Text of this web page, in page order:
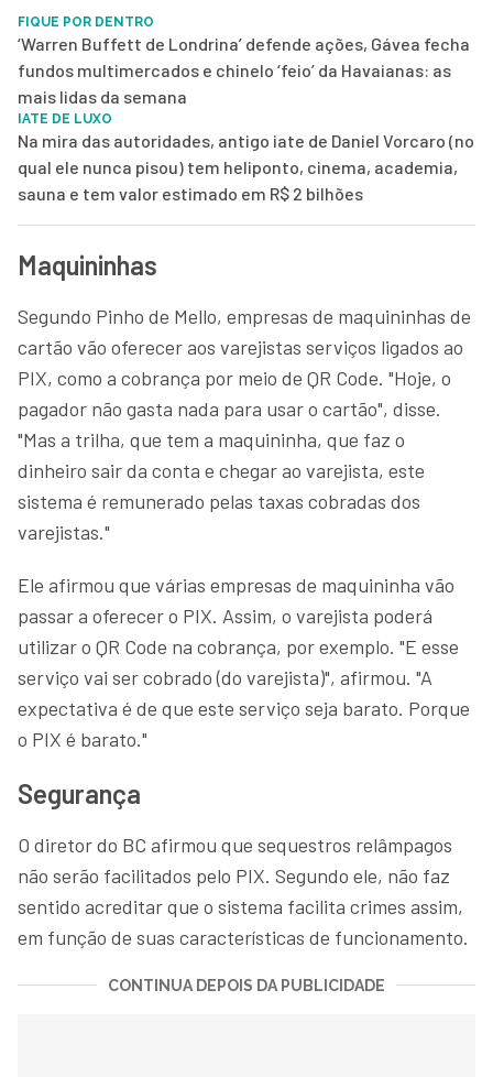
FIQUE POR DENTRO
‘Warren Buffett de Londrina’ defende ações, Gávea fecha
fundos multimercados e chinelo ‘feio’ da Havaianas: as
mais lidas da semana
IATE DE LUXO
Na mira das autoridades, antigo iate de Daniel Vorcaro (no
qual ele nunca pisou) tem heliponto, cinema, academia,
sauna e tem valor estimado em R$ 2 bilhões
Maquininhas
Segundo Pinho de Mello, empresas de maquininhas de
cartão vão oferecer aos varejistas serviços ligados ao
PIX, como a cobrança por meio de QR Code. "Hoje, o
pagador não gasta nada para usar o cartão", disse.
"Mas a trilha, que tem a maquininha, que faz o
dinheiro sair da conta e chegar ao varejista, este
sistema é remunerado pelas taxas cobradas dos
varejistas."
Ele afirmou que várias empresas de maquininha vão
passar a oferecer o PIX. Assim, o varejista poderá
utilizar o QR Code na cobrança, por exemplo. "E esse
serviço vai ser cobrado (do varejista)", afirmou. "A
expectativa é de que este serviço seja barato. Porque
o PIX é barato."
Segurança
O diretor do BC afirmou que sequestros relâmpagos
não serão facilitados pelo PIX. Segundo ele, não faz
sentido acreditar que o sistema facilita crimes assim,
em função de suas características de funcionamento.
CONTINUA DEPOIS DA PUBLICIDADE